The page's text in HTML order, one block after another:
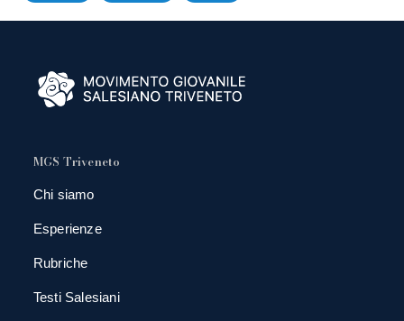
MGS Triveneto
Chi siamo
Esperienze
Rubriche
Testi Salesiani